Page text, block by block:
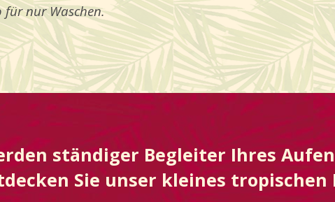
für nur Waschen.
ständiger Begleiter Ihres
Sie unser kleines tropischen